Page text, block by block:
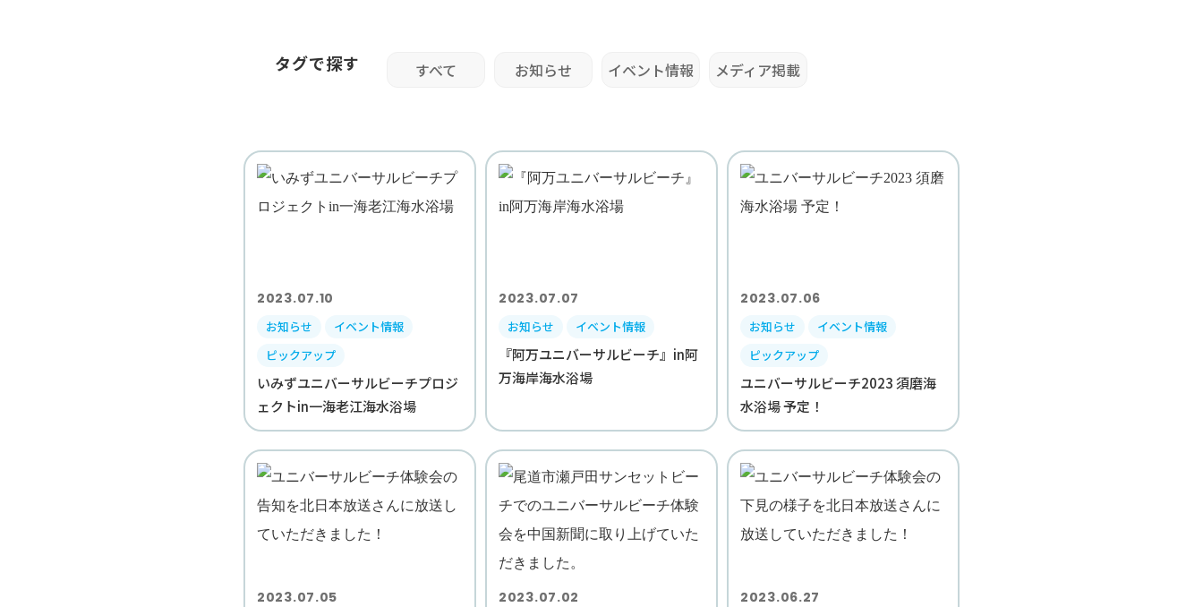
タグで探す すべて お知らせ イベント情報 メディア掲載
2023.07.10
お知らせ
イベント情報
ピックアップ
いみずユニバーサルビーチプロジ
ェクトin一海老江海水浴場
2023.07.07
お知らせ イベント情報
『阿万ユニバーサルビーチ』in阿
万海岸海水浴場
2023.07.06
お知らせ
イベント情報
ピックアップ
ユニバーサルビーチ2023 須磨海
水浴場 予定！
2023.07.05 2023.07.02 2023.06.27